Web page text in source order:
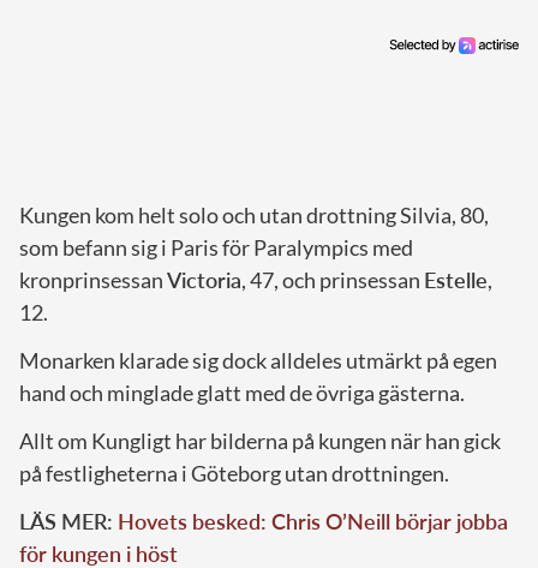
Kungen kom helt solo och utan drottning Silvia, 80,
som befann sig i Paris för Paralympics med
kronprinsessanVictoria, 47, och prinsessan Estelle,
12.
Monarken klarade sig dock alldeles utmärkt på egen
hand och minglade glatt med de övriga gästerna.
Allt om Kungligt har bilderna på kungen när han gick
på festligheterna i Göteborg utan drottningen.
LÄS MER: Hovets besked: Chris O’Neill börjar jobba
för kungen i höst